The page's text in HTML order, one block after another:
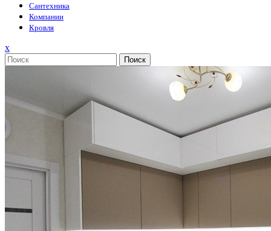
Сантехника
Компании
Кровля
xЗакрыть
меню
Поиск